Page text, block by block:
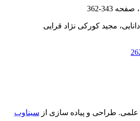
343-362
مجید کورکی نژاد قرایی
علمی. طراحی و پیاده سازی از سیناوب